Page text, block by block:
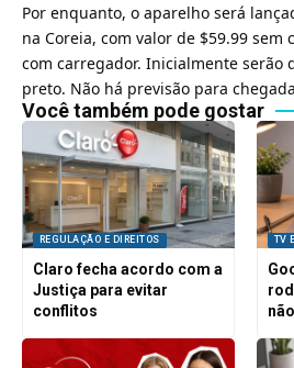
Por enquanto, o aparelho será
na Coreia, com valor de $59.99 sem
com carregador. Inicialmente serão
preto. Não há previsão para
Você também pode gostar
REGULAÇÃO E DIREITOS
Claro fecha acordo com a
Justiça para evitar
conflitos
TV